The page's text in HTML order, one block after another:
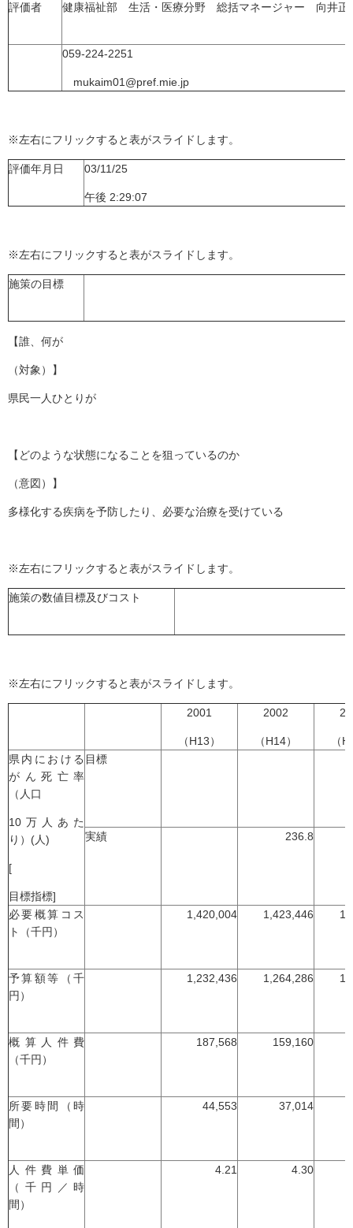
評価者 健康福祉部 生活・医療分野 総括マネージャー 向井正
059-224-2251
mukaim01@pref.mie.jp
※左右にフリックすると表がスライドします。
評価年月日 03/11/25
午後 2:29:07
※左右にフリックすると表がスライドします。
施策の目標
【誰、何が
（対象）】
県民一人ひとりが
【どのような状態になることを狙っているのか
（意図）】
多様化する疾病を予防したり、必要な治療を受けている
※左右にフリックすると表がスライドします。
施策の数値目標及びコスト
※左右にフリックすると表がスライドします。
2001
（H13）
2002
（H14）
（
県内における
がん死亡率
（人口
10万人あた
り）(人)
[
目標指標]
目標
実績 236.8
必要概算コス
ト（千円）
1,420,004 1,423,446
予算額等（千
円）
1,232,436 1,264,286
概算人件費
（千円）
187,568 159,160
所要時間（時
間）
44,553 37,014
人件費単価
（千円／時
間）
4.21 4.30